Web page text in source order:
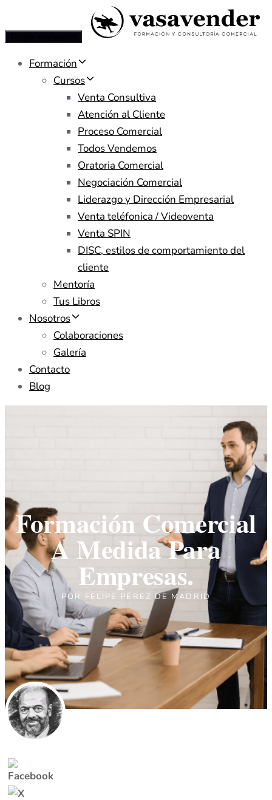
Formación
Cursos
Venta Consultiva
Atención al Cliente
Proceso Comercial
Todos Vendemos
Oratoria Comercial
Negociación Comercial
Liderazgo y Dirección Empresarial
Venta teléfonica / Videoventa
Venta SPIN
DISC, estilos de comportamiento del
cliente
Mentoría
Tus Libros
Nosotros
Colaboraciones
Galería
Contacto
Blog
Formación Comercial
A Medida Para
Empresas.
POR FELIPE PÉREZ DE MADRID